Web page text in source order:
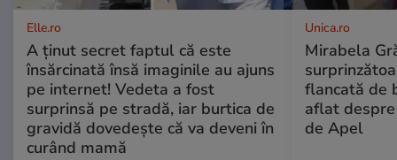
Elle.ro
A ținut secret faptul că este
însărcinată însă imaginile au ajuns
pe internet! Vedeta a fost
surprinsă pe stradă, iar burtica de
gravidă dovedește că va deveni în
curând mamă
Unica.ro
Mirabela
flancată de
aflat
de Apel